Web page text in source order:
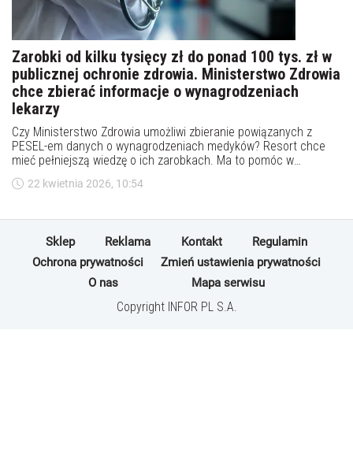
Zarobki od kilku tysięcy zł do ponad 100 tys. zł w
publicznej ochronie zdrowia. Ministerstwo Zdrowia
chce zbierać informacje o wynagrodzeniach
lekarzy
Czy Ministerstwo Zdrowia umożliwi zbieranie powiązanych z
PESEL-em danych o wynagrodzeniach medyków? Resort chce
mieć pełniejszą wiedzę o ich zarobkach. Ma to pomóc w
kształtowaniu polityki płacowej.
22 kwietnia 2026, 10:54
Sklep Reklama Kontakt
Regulamin
Ochrona prywatności
Zmień ustawienia prywatności
O nas
Mapa serwisu
Copyright INFOR PL S.A.